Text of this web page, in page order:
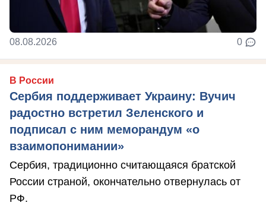
08.08.2026 0
В России
Сербия поддерживает Украину: Вучич
радостно встретил Зеленского и
подписал с ним меморандум «о
взаимопонимании»
Сербия, традиционно считающаяся братской
России страной, окончательно отвернулась от
РФ.